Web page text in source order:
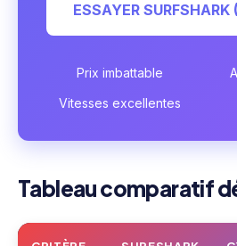
ESSAYER
Prix imbattable
Vitesses excellentes
Tableau comparatif